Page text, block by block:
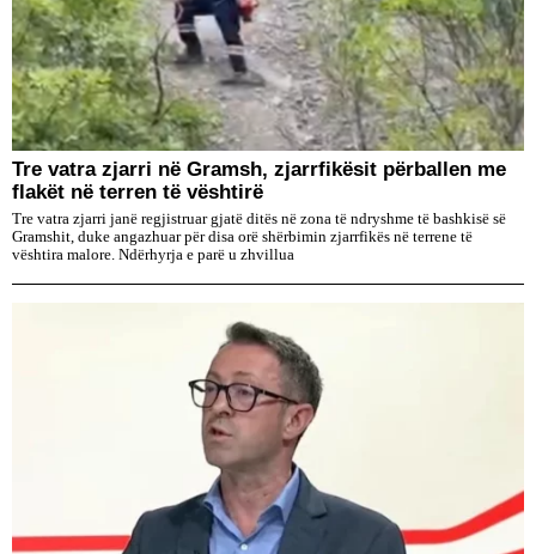
Tre vatra zjarri në Gramsh, zjarrfikësit përballen me
flakët në terren të vështirë
Tre vatra zjarri janë regjistruar gjatë ditës në zona të ndryshme të bashkisë së
Gramshit, duke angazhuar për disa orë shërbimin zjarrfikës në terrene të
vështira malore. Ndërhyrja e parë u zhvillua